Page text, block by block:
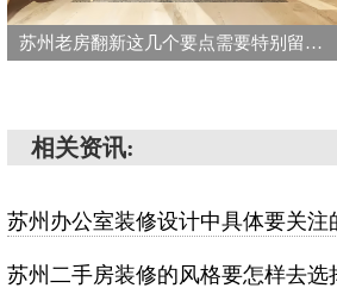
苏州老房翻新这几个要点需要特别留意-苏州老房翻新电话
相关资讯:
苏州办公室装修设计中具体要关注
苏州二手房装修的风格要怎样去